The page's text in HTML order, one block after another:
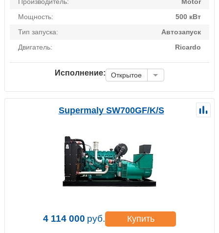
Мощность:
500 кВт
Тип запуска:
Автозапуск
Двигатель:
Ricardo
Исполнение: Открытое
Supermaly SW700GF/K/S
4 114 000 руб. Купить